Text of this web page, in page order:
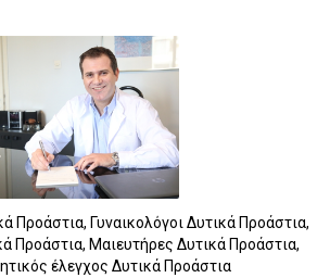
Προάστια, Γυναικολόγοι Δυτικά Προάστια,
Προάστια, Μαιευτήρες Δυτικά Προάστια,
έλεγχος Δυτικά Προάστια